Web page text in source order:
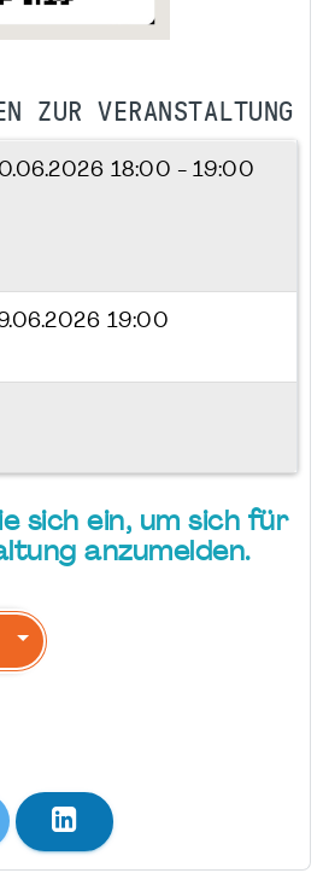
ZUR VERANSTALTUNG
18:00 - 19:00
19:00
sich ein, um sich für
anzumelden.